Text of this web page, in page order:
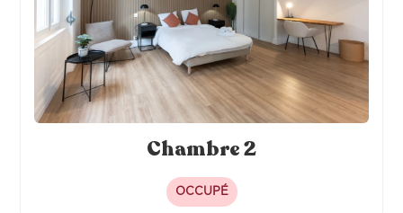
Chambre 2
OCCUPÉ